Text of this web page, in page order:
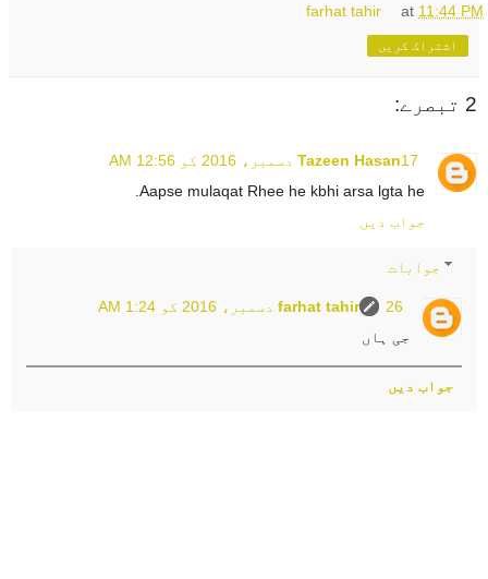
farhat tahir at 11:44 PM
اشتراک کریں
2 تبصرے:
Tazeen Hasan17 دسمبر، 2016 کو 12:56 AM
Aapse mulaqat Rhee he kbhi arsa lgta he.
جواب دیں
جوابات
farhat tahir
26 دسمبر، 2016 کو 1:24 AM
جی ہاں
جواب دیں